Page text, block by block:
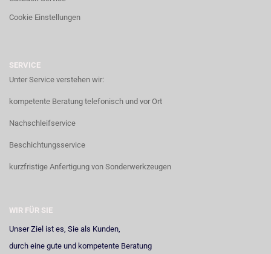
Cookie Einstellungen
SERVICE
Unter Service verstehen wir:
kompetente Beratung telefonisch und vor Ort
Nachschleifservice
Beschichtungsservice
kurzfristige Anfertigung von Sonderwerkzeugen
WIR FÜR SIE
Unser Ziel ist es, Sie als Kunden,
durch eine gute und kompetente Beratung